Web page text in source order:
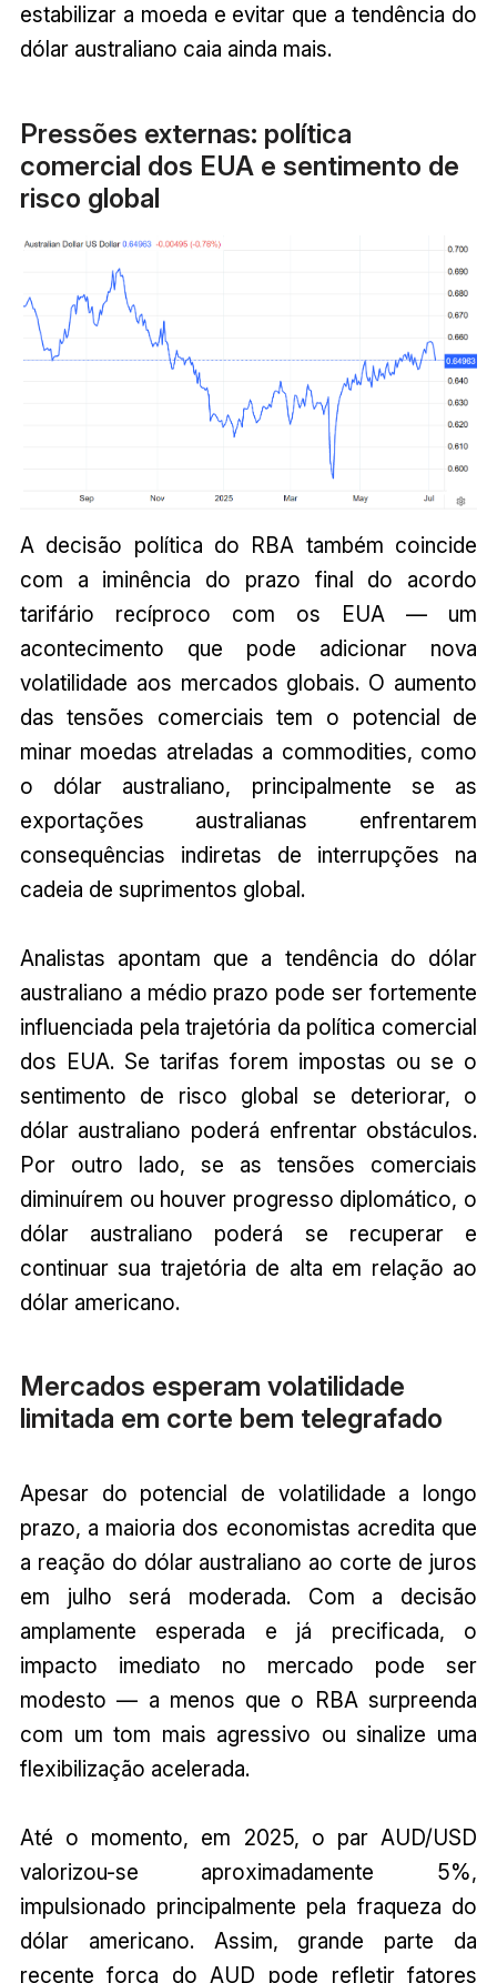
estabilizar a moeda e evitar que a tendência do
dólar australiano caia ainda mais.
Pressões externas: política
comercial dos EUA e sentimento de
risco global
A decisão política do RBA também coincide
com a iminência do prazo final do acordo
tarifário recíproco com os EUA — um
acontecimento que pode adicionar nova
volatilidade aos mercados globais. O aumento
das tensões comerciais tem o potencial de
minar moedas atreladas a commodities, como
o dólar australiano, principalmente se as
exportações australianas enfrentarem
consequências indiretas de interrupções na
cadeia de suprimentos global.
Analistas apontam que a tendência do dólar
australiano a médio prazo pode ser fortemente
influenciada pela trajetória da política comercial
dos EUA. Se tarifas forem impostas ou se o
sentimento de risco global se deteriorar, o
dólar australiano poderá enfrentar obstáculos.
Por outro lado, se as tensões comerciais
diminuírem ou houver progresso diplomático, o
dólar australiano poderá se recuperar e
continuar sua trajetória de alta em relação ao
dólar americano.
Mercados esperam volatilidade
limitada em corte bem telegrafado
Apesar do potencial de volatilidade a longo
prazo, a maioria dos economistas acredita que
a reação do dólar australiano ao corte de juros
em julho será moderada. Com a decisão
amplamente esperada e já precificada, o
impacto imediato no mercado pode ser
modesto — a menos que o RBA surpreenda
com um tom mais agressivo ou sinalize uma
flexibilização acelerada.
Até o momento, em 2025, o par AUD/USD
valorizou-se aproximadamente 5%,
impulsionado principalmente pela fraqueza do
dólar americano. Assim, grande parte da
recente força do AUD pode refletir fatores